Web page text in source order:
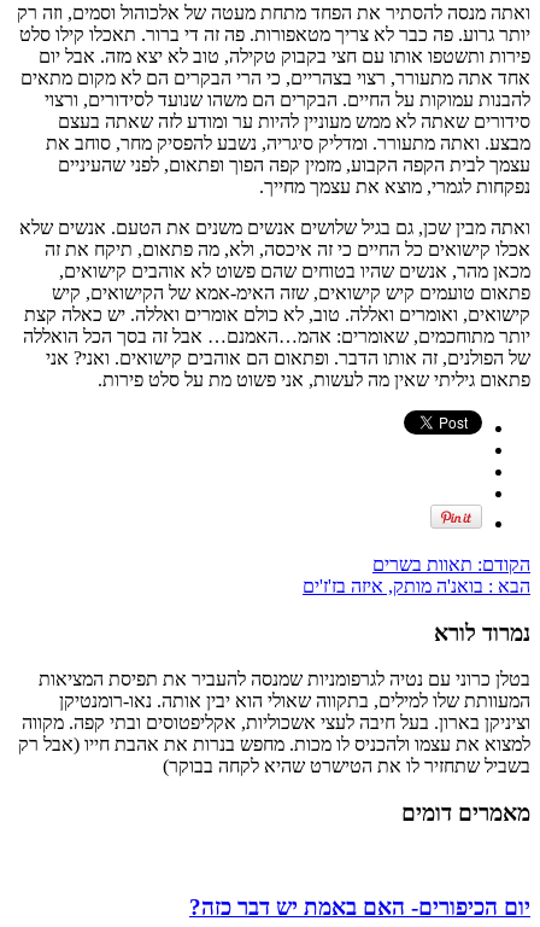
ואתה מנסה להסתיר את הפחד מתחת מעטה של אלכוהול וסמים, וזה רק
יותר גרוע. פה כבר לא צריך מטאפורות. פה זה די ברור. תאכלו קילו סלט
פירות ותשטפו אותו עם חצי בקבוק טקילה, טוב לא יצא מזה. אבל יום
אחד אתה מתעורר, רצוי בצהריים, כי הרי הבקרים הם לא מקום מתאים
להבנות עמוקות על החיים. הבקרים הם משהו שנועד לסידורים, ורצוי
סידורים שאתה לא ממש מעוניין להיות ער ומודע לזה שאתה בעצם
מבצע. ואתה מתעורר. ומדליק סיגריה, נשבע להפסיק מחר, סוחב את
עצמך לבית הקפה הקבוע, מזמין קפה הפוך ופתאום, לפני שהעיניים
נפקחות לגמרי, מוצא את עצמך מחייך.
ואתה מבין שכן, גם בגיל שלושים אנשים משנים את הטעם. אנשים שלא
אכלו קישואים כל החיים כי זה איכסה, ולא, מה פתאום, תיקח את זה
מכאן מהר, אנשים שהיו בטוחים שהם פשוט לא אוהבים קישואים,
פתאום טועמים קיש קישואים, שזה האימ-אמא של הקישואים, קיש
קישואים, ואומרים ואללה. טוב, לא כולם אומרים ואללה. יש כאלה קצת
יותר מתוחכמים, שאומרים: אהמ…האמנם… אבל זה בסך הכל הואללה
של הפולנים, זה אותו הדבר. ופתאום הם אוהבים קישואים. ואני? אני
פתאום גיליתי שאין מה לעשות, אני פשוט מת על סלט פירות.
הקודם: תאוות בשרים
הבא : בואנ'ה מותק, איזה בז'ז'ים
נמרוד לורא
בטלן כרוני עם נטיה לגרפומניות שמנסה להעביר את תפיסת המציאות
המעוותת שלו למילים, בתקווה שאולי הוא יבין אותה. נאו-רומנטיקן
וציניקן בארון. בעל חיבה לעצי אשכוליות, אקליפטוסים ובתי קפה. מקווה
למצוא את עצמו ולהכניס לו מכות. מחפש בנרות את אהבת חייו (אבל רק
בשביל שתחזיר לו את הטישרט שהיא לקחה בבוקר)
מאמרים דומים
יום הכיפורים- האם באמת יש דבר כזה?